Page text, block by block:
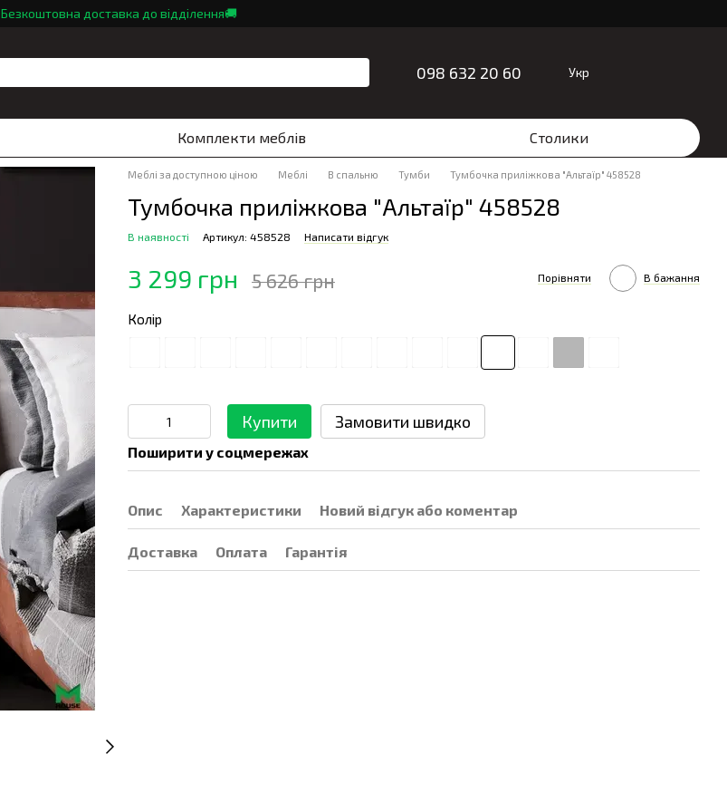
Безкоштовна доставка до відділення🚚
098 632 20 60 Укр
Комплекти меблів Столики
Меблі за доступною ціною Меблі В спальню Тумби Тумбочка приліжкова "Альтаїр" 458528
Тумбочка приліжкова "Альтаїр" 458528
В наявності Артикул: 458528 Написати відгук
3 299 грн 5 626 грн Порівняти В бажання
Колір
Купити Замовити швидко
Поширити у соцмережах
Опис Характеристики Новий відгук або коментар
Доставка Оплата Гарантія